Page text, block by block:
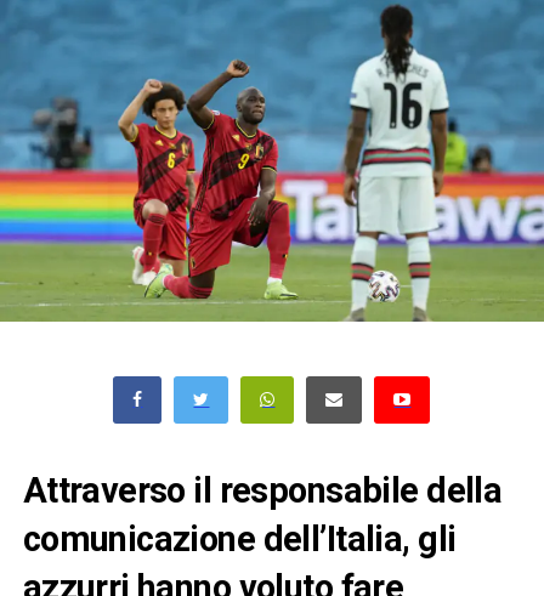
Attraverso il responsabile della
comunicazione dell’Italia, gli
azzurri hanno voluto fare